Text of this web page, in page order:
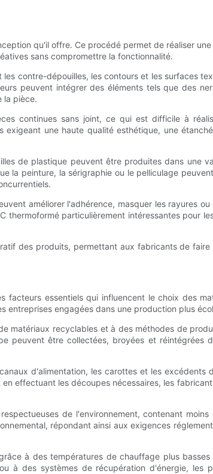
qu'il offre. Ce procédé permet de réaliser
sans compromettre la fonctionnalité.
contre-dépouilles, les contours et les surfaces
peuvent intégrer des éléments tels que des
la pièce.
continues sans joint, ce qui est difficile à
une haute qualité esthétique, une
de plastique peuvent être produites dans une
la peinture, la sérigraphie ou le pelliculage
améliorer l'adhérence, masquer les rayures
particulièrement intéressantes pour
des produits, permettant aux fabricants de faire
facteurs essentiels qui influencent le choix des
entreprises engagées dans une production plus
matériaux recyclables et à des méthodes de
peuvent être collectées, broyées et réintégrées
d'alimentation, les carottes et les excédents
effectuant les découpes nécessaires, les
de l'environnement, contenant
répondant ainsi aux exigences
à des températures de chauffage plus
à des systèmes de récupération d'énergie, les